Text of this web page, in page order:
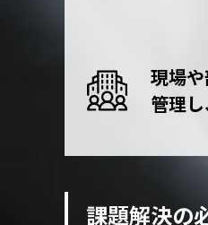
現場
管理
課題解決の